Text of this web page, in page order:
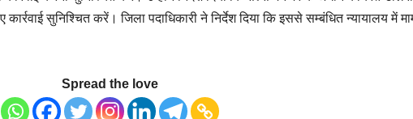
सुनिश्चित करें। जिला पदाधिकारी ने निर्देश दिया कि इससे सम्बंधित न्यायालय में
Spread the love